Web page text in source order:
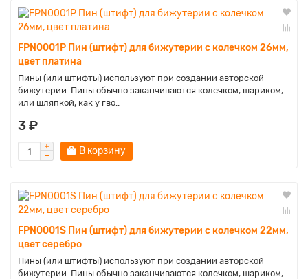
FPN0001P Пин (штифт) для бижутерии с колечком 26мм,
цвет платина
Пины (или штифты) используют при создании авторской
бижутерии. Пины обычно заканчиваются колечком, шариком,
или шляпкой, как у гво..
3 ₽
В корзину
FPN0001S Пин (штифт) для бижутерии с колечком 22мм,
цвет серебро
Пины (или штифты) используют при создании авторской
бижутерии. Пины обычно заканчиваются колечком, шариком,